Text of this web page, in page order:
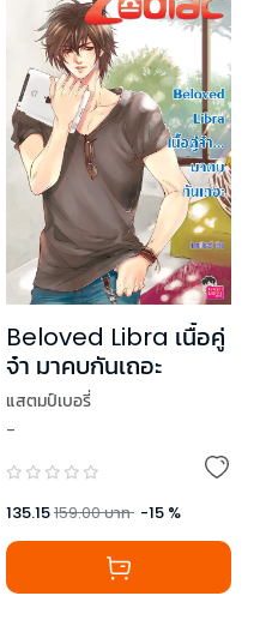
Beloved Libra เนื้อคู่
จ๋า มาคบกันเถอะ
แสตมป์เบอรี่
-
135.15159.00บาท -15 %